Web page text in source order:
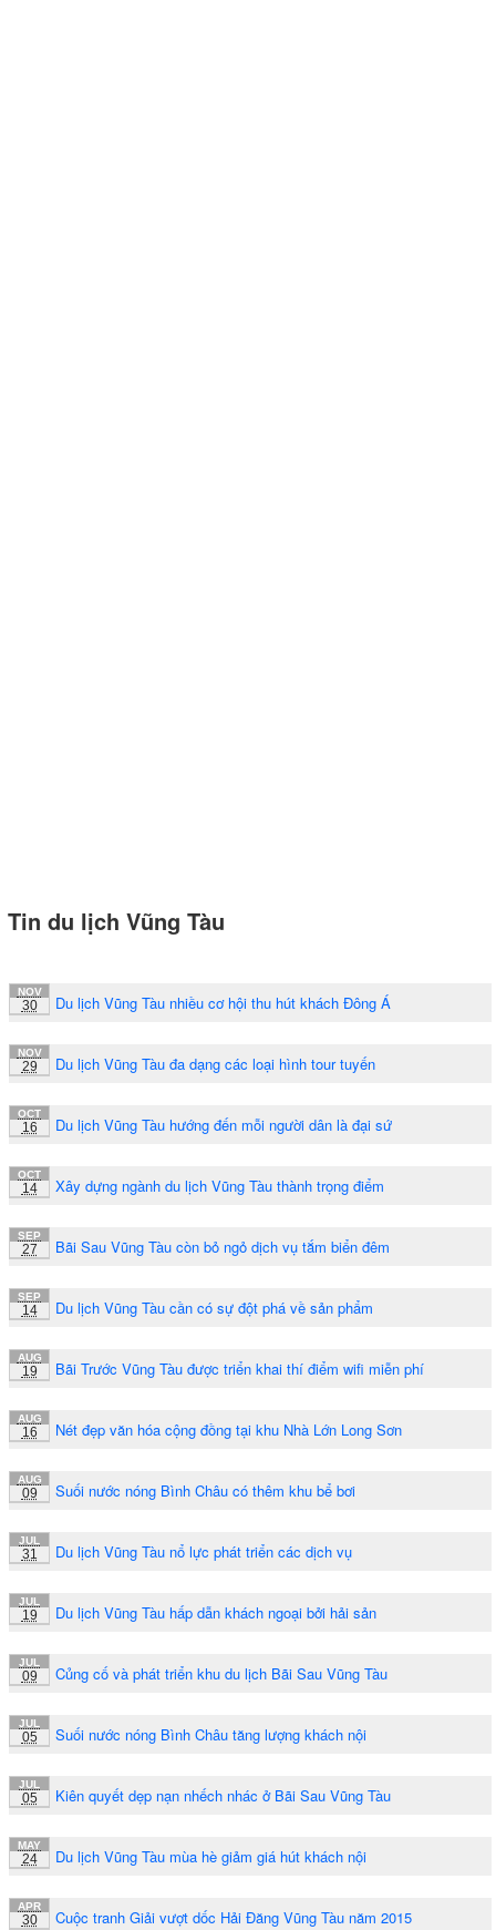
Tin du lịch Vũng Tàu
NOV
30 Du lịch Vũng Tàu nhiều cơ hội thu hút khách Đông Á
NOV
29 Du lịch Vũng Tàu đa dạng các loại hình tour tuyến
OCT
16 Du lịch Vũng Tàu hướng đến mỗi người dân là đại sứ
OCT
14 Xây dựng ngành du lịch Vũng Tàu thành trọng điểm
SEP
27 Bãi Sau Vũng Tàu còn bỏ ngỏ dịch vụ tắm biển đêm
SEP
14 Du lịch Vũng Tàu cần có sự đột phá về sản phẩm
AUG
19 Bãi Trước Vũng Tàu được triển khai thí điểm wifi miễn phí
AUG
16 Nét đẹp văn hóa cộng đồng tại khu Nhà Lớn Long Sơn
AUG
09 Suối nước nóng Bình Châu có thêm khu bể bơi
JUL
31 Du lịch Vũng Tàu nổ lực phát triển các dịch vụ
JUL
19 Du lịch Vũng Tàu hấp dẫn khách ngoại bởi hải sản
JUL
09 Củng cố và phát triển khu du lịch Bãi Sau Vũng Tàu
JUL
05 Suối nước nóng Bình Châu tăng lượng khách nội
JUL
05 Kiên quyết dẹp nạn nhếch nhác ở Bãi Sau Vũng Tàu
MAY
24 Du lịch Vũng Tàu mùa hè giảm giá hút khách nội
APR
30 Cuộc tranh Giải vượt dốc Hải Đăng Vũng Tàu năm 2015